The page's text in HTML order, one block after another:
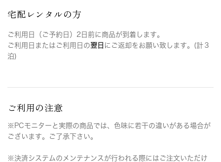
宅配レンタルの方
ご利用日（ご予約日）2日前に商品が到着します。
ご利用日またはご利用日の翌日 にご返却をお願い致します。(計３
泊)
ご利用の注意
※PCモニターと実際の商品では、色味に若干の違いがある場合が
ございます。ご了承下さい。
※決済システムのメンテナンスが行われる際にはご注文いただけ